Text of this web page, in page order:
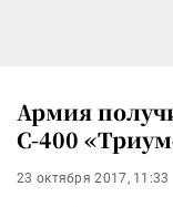
Армия
С-400
23 октября 2017, 11:33